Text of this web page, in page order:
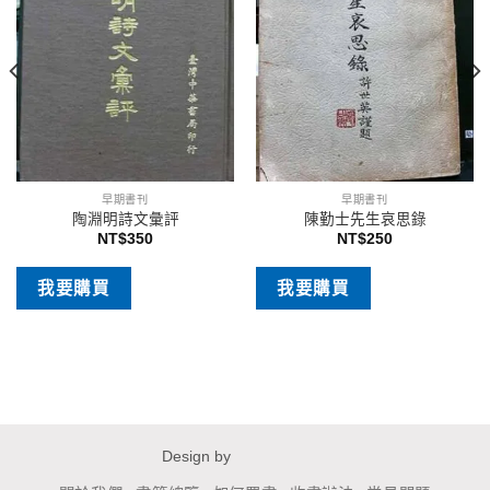
早期書刊
陶淵明詩文彙評
NT$350
我要購買
早期書刊
陳勤士先生哀思錄
NT$250
我要購買
Design by